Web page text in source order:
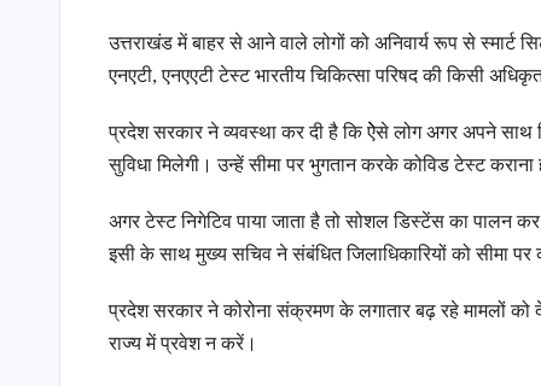
उत्तराखंड में बाहर से आने वाले लोगों को अनिवार्य रूप से
एनएटी, एनएएटी टेस्ट भारतीय चिकित्सा परिषद की किसी
प्रदेश सरकार ने व्यवस्था कर दी है कि ऐेसे लोग अगर अपने साथ
सुविधा मिलेगी। उन्हें सीमा पर भुगतान करके कोविड टेस्ट कराना
अगर टेस्ट निगेटिव पाया जाता है तो सोशल डिस्टेंस का पालन
इसी के साथ मुख्य सचिव ने संबंधित जिलाधिकारियों को सीमा
प्रदेश सरकार ने कोरोना संक्रमण के लगातार बढ़ रहे मामलों
राज्य में प्रवेश न करें।